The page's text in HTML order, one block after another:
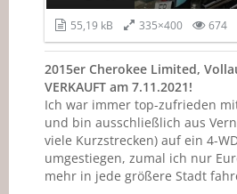
55,19 kB 335×400 674
2015er Cherokee Limited,
VERKAUFT am 7.11.2021!
Ich war immer top-zufrieden
und bin ausschließlich aus
viele Kurzstrecken) auf ein 4-
umgestiegen, zumal ich nur
mehr in jede größere Stadt